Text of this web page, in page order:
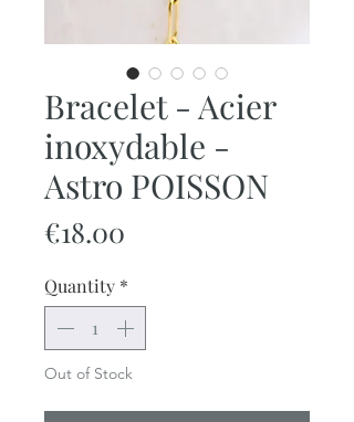
Bracelet - Acier
inoxydable -
Astro POISSON
€18.00
Quantity *
Out of Stock